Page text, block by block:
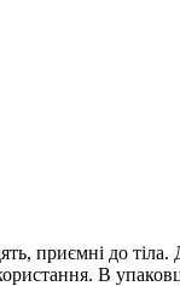
приємні до тіла.
В